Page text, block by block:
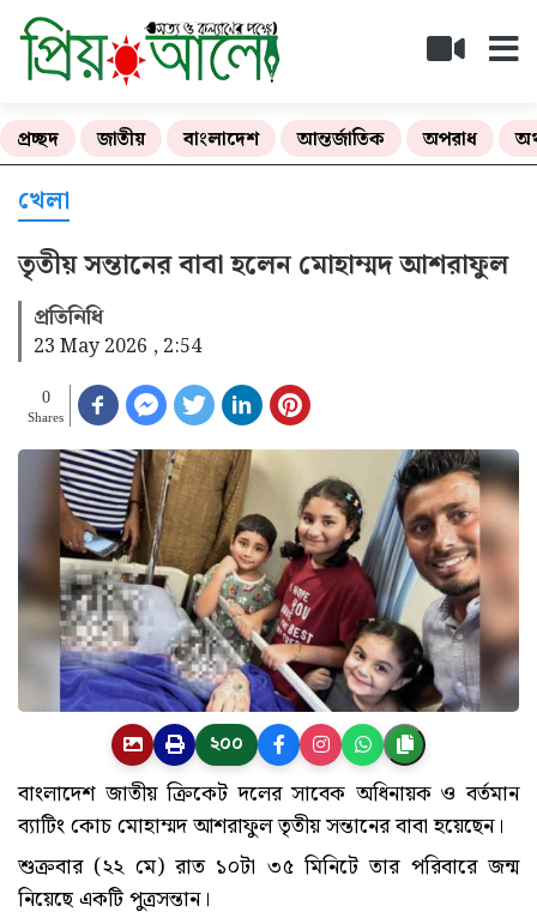
প্রচ্ছদ জাতীয় বাংলাদেশ আন্তর্জাতিক অপরাধ
খেলা
তৃতীয় সন্তানের বাবা হলেন মোহাম্মদ আশরাফুল
প্রতিনিধি
23 May 2026 , 2:54
0
Shares
২০০
বাংলাদেশ জাতীয় ক্রিকেট দলের সাবেক অধিনায়ক ও বর্তমান
ব্যাটিং কোচ মোহাম্মদ আশরাফুল তৃতীয় সন্তানের বাবা হয়েছেন।
শুক্রবার (২২ মে) রাত ১০টা ৩৫ মিনিটে তার পরিবারে জন্ম
নিয়েছে একটি পুত্রসন্তান।